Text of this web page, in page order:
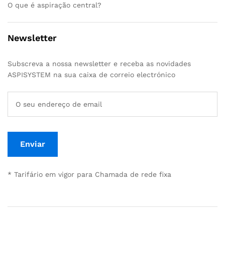
O que é aspiração central?
Newsletter
Subscreva a nossa newsletter e receba as novidades
ASPISYSTEM na sua caixa de correio electrónico
* Tarifário em vigor para Chamada de rede fixa